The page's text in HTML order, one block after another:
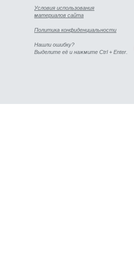
Условия использования
материалов сайта
Политика конфиденциальности
Нашли ошибку?
Выделите её и нажмите Ctrl + Enter.